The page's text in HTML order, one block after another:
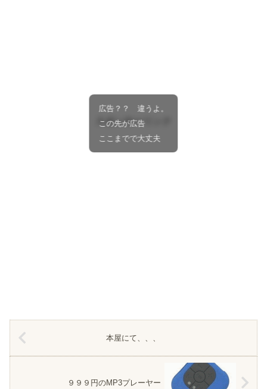
スポンサーリンク
本屋にて、、、
９９９円のMP3プレーヤー
広告？？ 違うよ。
この先が広告
ここまでで大丈夫